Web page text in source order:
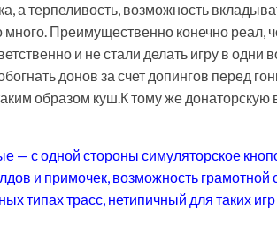
а терпеливость, возможность
Преимущественно конечно реал,
и не стали делать игру в одни
донов за счет допингов перед
образом куш.К тому же
— с одной стороны симуляторское
и примочек, возможность грамотной
типах трасс, нетипичный для таких